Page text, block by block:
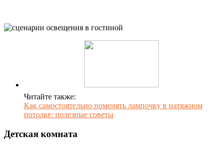
Читайте также:
Как самостоятельно поменять лампочку в натяжном
потолке: полезные советы
Детская комната